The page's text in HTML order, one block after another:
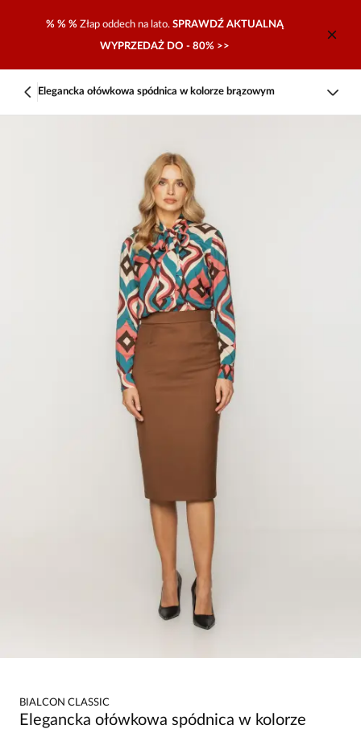
% % % Złap oddech na lato. SPRAWDŹ AKTUALNĄ
WYPRZEDAŻ DO - 80% >>
Elegancka ołówkowa spódnica w kolorze brązowym
BIALCON CLASSIC
Elegancka ołówkowa spódnica w kolorze